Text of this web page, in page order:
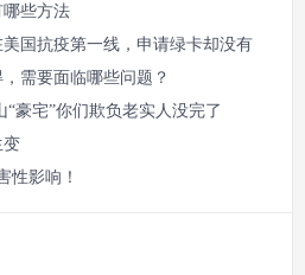
些方法
国抗疫第一线，申请绿卡却没有
需要面临哪些问题？
豪宅”你们欺负老实人没完了
变
性影响！